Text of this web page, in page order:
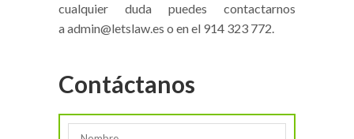
cualquier duda puedes contactarnos
a admin@letslaw.es o en el 914 323 772.
Contáctanos